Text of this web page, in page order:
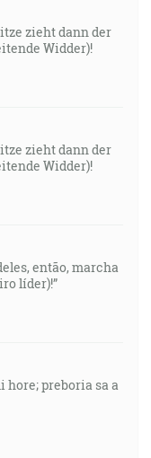
zieht dann der
Widder)!
zieht dann der
Widder)!
então, marcha
líder)!”
hore; preboria sa a